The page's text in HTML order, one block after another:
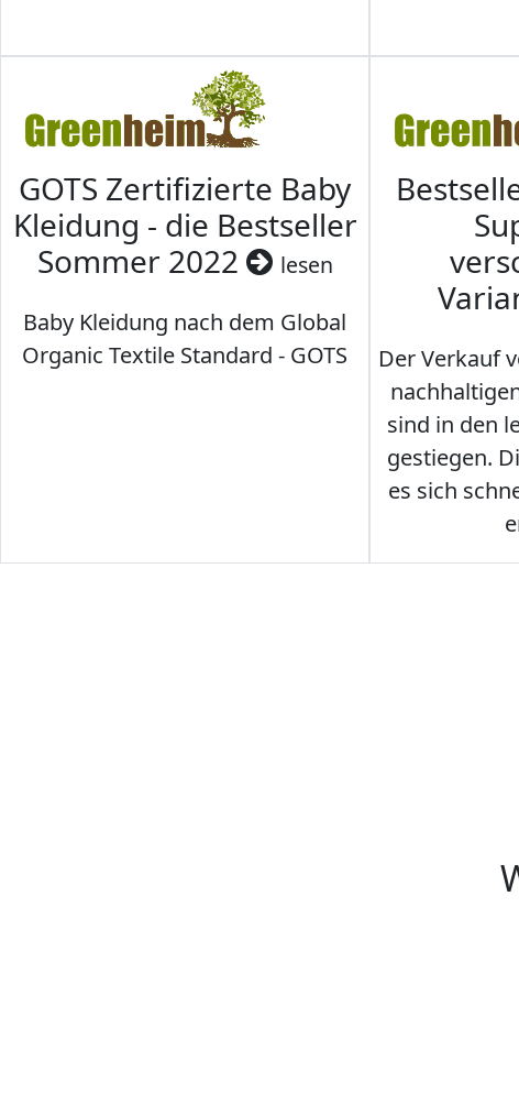
GOTS Zertifizierte Baby
Kleidung - die Bestseller
Sommer 2022
lesen
Baby Kleidung nach dem Global
Organic Textile Standard - GOTS
Der Verkauf
sind in den
gestiegen.
es sich